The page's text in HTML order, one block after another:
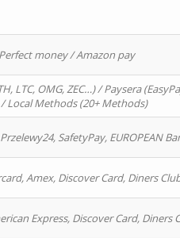
money / Amazon pay
LTC, OMG, ZEC…) / Paysera
/ Local Methods (20+ Methods)
SafetyPay, EUROPEAN
Amex, Discover Card, Diners
Express, Discover Card, Diners